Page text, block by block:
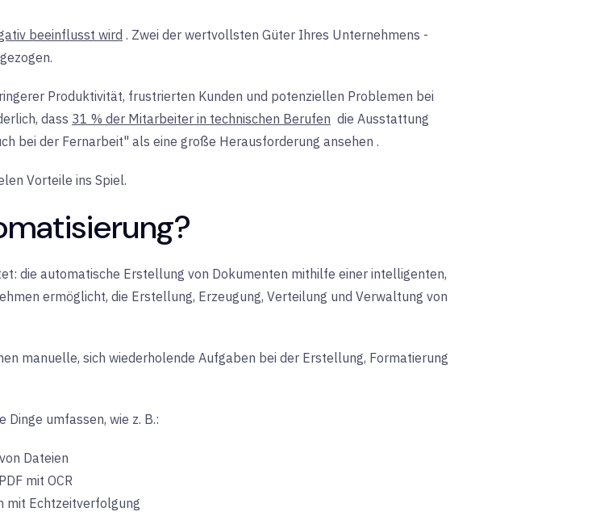
beeinflusst wird . Zwei der wertvollsten Güter Ihres Unternehmens -
Produktivität, frustrierten Kunden und potenziellen Problemen bei
dass 31 % der Mitarbeiter in technischen Berufen die Ausstattung
bei der Fernarbeit" als eine große Herausforderung ansehen .
Vorteile ins Spiel.
die automatische Erstellung von Dokumenten mithilfe einer intelligenten,
ermöglicht, die Erstellung, Erzeugung, Verteilung und Verwaltung von
manuelle, sich wiederholende Aufgaben bei der Erstellung, Formatierung
umfassen, wie z. B.:
Dateien
mit OCR
mit Echtzeitverfolgung